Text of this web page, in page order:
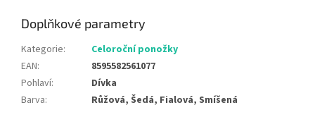
Doplňkové parametry
Kategorie:
Celoroční ponožky
EAN:
8595582561077
Pohlaví:
Dívka
Barva: Růžová, Šedá, Fialová, Smíšená